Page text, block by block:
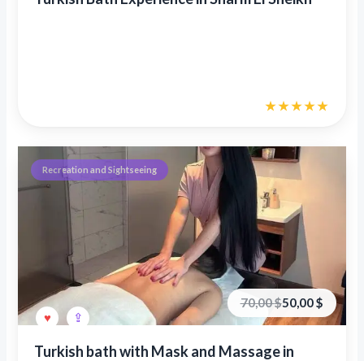
Turkish bath with Mask and Massage in
Recreation and Sightseeing
70,00$
Первоначальная
цена
составляла
50,00$
Текущая
цена:
50,00 €.